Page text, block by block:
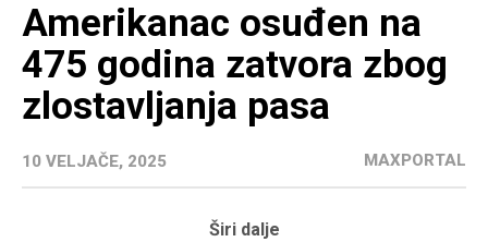
Amerikanac osuđen na
475 godina zatvora zbog
zlostavljanja pasa
10 VELJAČE, 2025 MAXPORTAL
Širi dalje